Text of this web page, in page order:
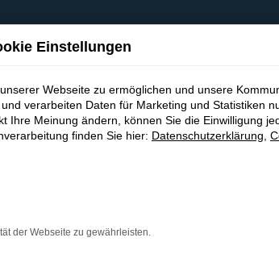
Einstellungen
Webseite zu ermöglichen und unsere
verarbeiten Daten für Marketing und Statistiken
Ihre Meinung ändern, können Sie die Einwilligung
finden Sie hier: Datenschutzerklärung
der Webseite zu gewährleisten.